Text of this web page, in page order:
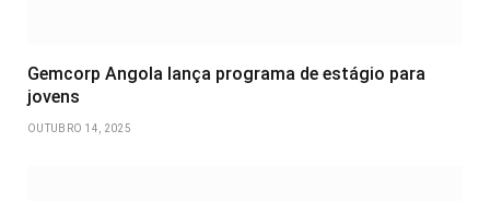
Gemcorp Angola lança programa de estágio para
jovens
OUTUBRO 14, 2025